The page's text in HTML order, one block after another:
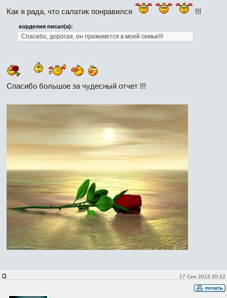
Как я рада, что салатик понравился !!!
корделия писал(а):
Спасибо, дорогая, он приживется в моей семье!!!
Спасибо большое за чудесный отчет !!!
17 Сен 2012 20:12